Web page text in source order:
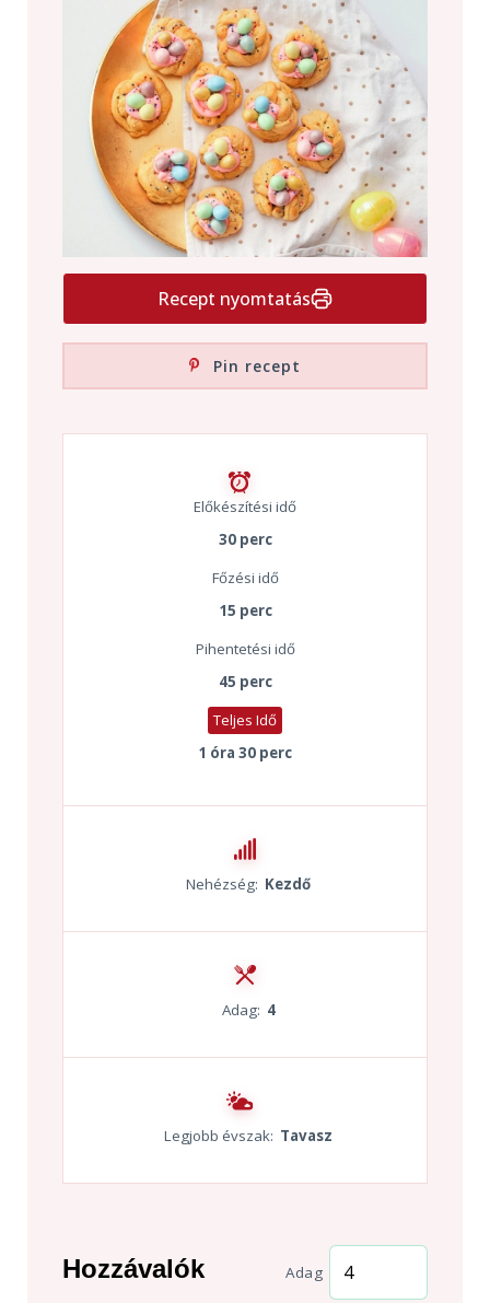
Recept nyomtatás
Pin recept
Előkészítési idő
30 perc
Főzési idő
15 perc
Pihentetési idő
45 perc
Teljes Idő
1 óra 30 perc
Nehézség: Kezdő
Adag: 4
Legjobb évszak: Tavasz
Hozzávalók Adag